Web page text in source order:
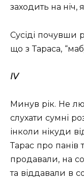
заходить на ніч,
Сусіді почувши
що з Тараса,
IV
Минув рік. Не
слухати сумні
інколи нікуди
Тарас про
продавали, на
та віддавали в